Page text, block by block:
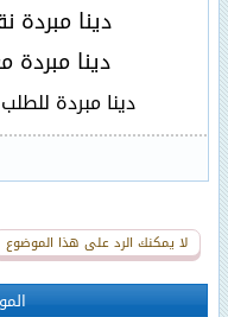
دينا مبردة نقل
دينا
دينا مبردة للطلب
لا يمكنك الرد على هذا الموضوع